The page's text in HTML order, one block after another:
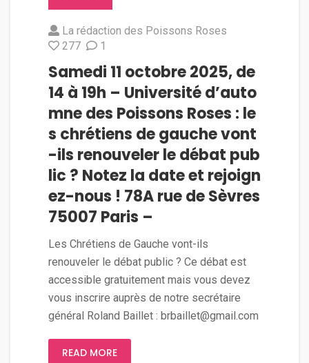
La rédaction des Poissons Roses
277
1
Samedi 11 octobre 2025, de
14 à 19h – Université d’auto
mne des Poissons Roses : le
s chrétiens de gauche vont
-ils renouveler le débat pub
lic ? Notez la date et rejoign
ez-nous ! 78A rue de Sèvres
75007 Paris –
Les Chrétiens de Gauche vont-ils
renouveler le débat public ? Ce débat est
accessible gratuitement mais vous devez
vous inscrire auprès de notre secrétaire
général Roland Baillet : brbaillet@gmail.com
READ MORE